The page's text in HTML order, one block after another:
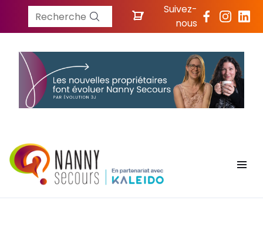
Recherche
Suivez-
nous